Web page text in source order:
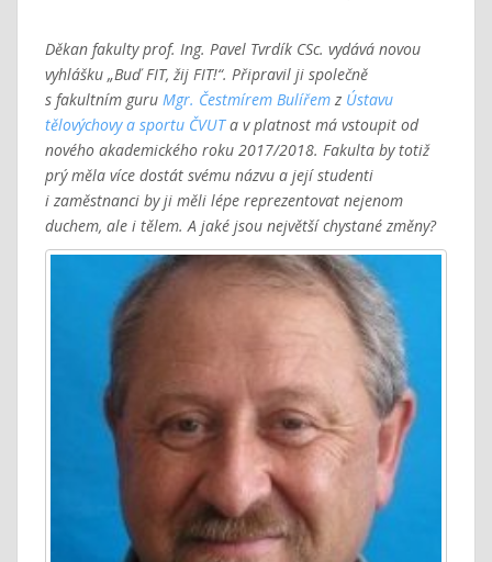
Děkan fakulty prof. Ing. Pavel Tvrdík CSc. vydává novou
vyhlášku „Buď FIT, žij FIT!“. Připravil ji společně
s fakultním guru Mgr. Čestmírem Bulířem z Ústavu
tělovýchovy a sportu ČVUTa v platnost má vstoupit od
nového akademického roku 2017/2018. Fakulta by totiž
prý měla více dostát svému názvu a její studenti
i zaměstnanci by ji měli lépe reprezentovat nejenom
duchem, ale i tělem. A jaké jsou největší chystané změny?